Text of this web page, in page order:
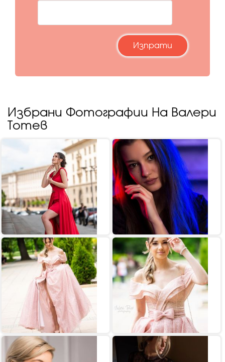
Избрани Фотографии На Валери
Тотев